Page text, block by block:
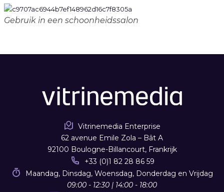
Gebruik in een schoonheidssalon
Vitrinemedia Enterprise
62 avenue Emile Zola – Bât A
92100 Boulogne-Billancourt, Frankrijk
+33 (0)1 82 28 86 59
Maandag, Dinsdag, Woensdag, Donderdag en Vrijdag
09:00 - 12:30 | 14:00 - 18:00